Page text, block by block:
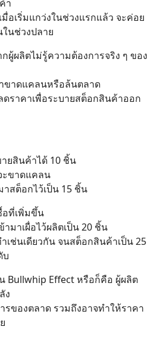
า
เริ่มแกว่งในช่วงแรกแล้ว จะค่อย
นช่วงปลาย
ผู้ผลิตไม่รู้ความต้องการจริง ๆ ของ
ขาดแคลนหรือล้นตลาด
ราคาเพื่อระบายสต็อกสินค้าออก
ยสินค้าได้ 10 ชิ้น
ะขาดแคลน
สต็อกไว้เป็น 15 ชิ้น
อที่เพิ่มขึ้น
มาเผื่อไว้ผลิตเป็น 20 ชิ้น
เช่นเดียวกัน จนสต็อกสินค้าเป็น 25
บ
Bullwhip Effect หรือก็คือ ผู้ผลิต
ง
รของตลาด รวมถึงอาจทำให้ราคา